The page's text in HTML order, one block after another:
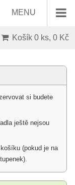
MENU
Košík 0 ks, 0 Kč
si budete
ještě nejsou
(pokud je na